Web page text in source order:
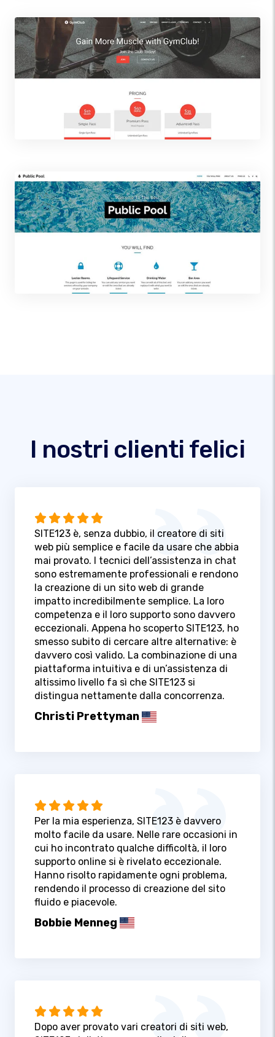
I nostri clienti felici
SITE123 è, senza dubbio, il creatore di siti
web più semplice e facile da usare che abbia
mai provato. I tecnici dell’assistenza in chat
sono estremamente professionali e rendono
la creazione di un sito web di grande
impatto incredibilmente semplice. La loro
competenza e il loro supporto sono davvero
eccezionali. Appena ho scoperto SITE123, ho
smesso subito di cercare altre alternative: è
davvero così valido. La combinazione di una
piattaforma intuitiva e di un’assistenza di
altissimo livello fa sì che SITE123 si
distingua nettamente dalla concorrenza.
Christi Prettyman
Per la mia esperienza, SITE123 è davvero
molto facile da usare. Nelle rare occasioni in
cui ho incontrato qualche difficoltà, il loro
supporto online si è rivelato eccezionale.
Hanno risolto rapidamente ogni problema,
rendendo il processo di creazione del sito
fluido e piacevole.
Bobbie Menneg
Dopo aver provato vari creatori di siti web,